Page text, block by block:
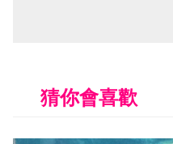
猜你會喜歡